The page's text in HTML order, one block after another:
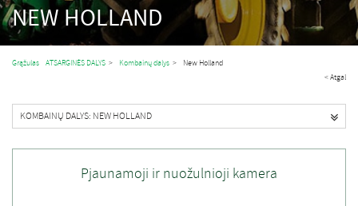
NEW HOLLAND
Grąžulas ATSARGINĖS DALYS > Kombainų dalys >
New Holland
< Atgal
KOMBAINŲ DALYS: NEW HOLLAND
Pjaunamoji ir nuožulnioji kamera